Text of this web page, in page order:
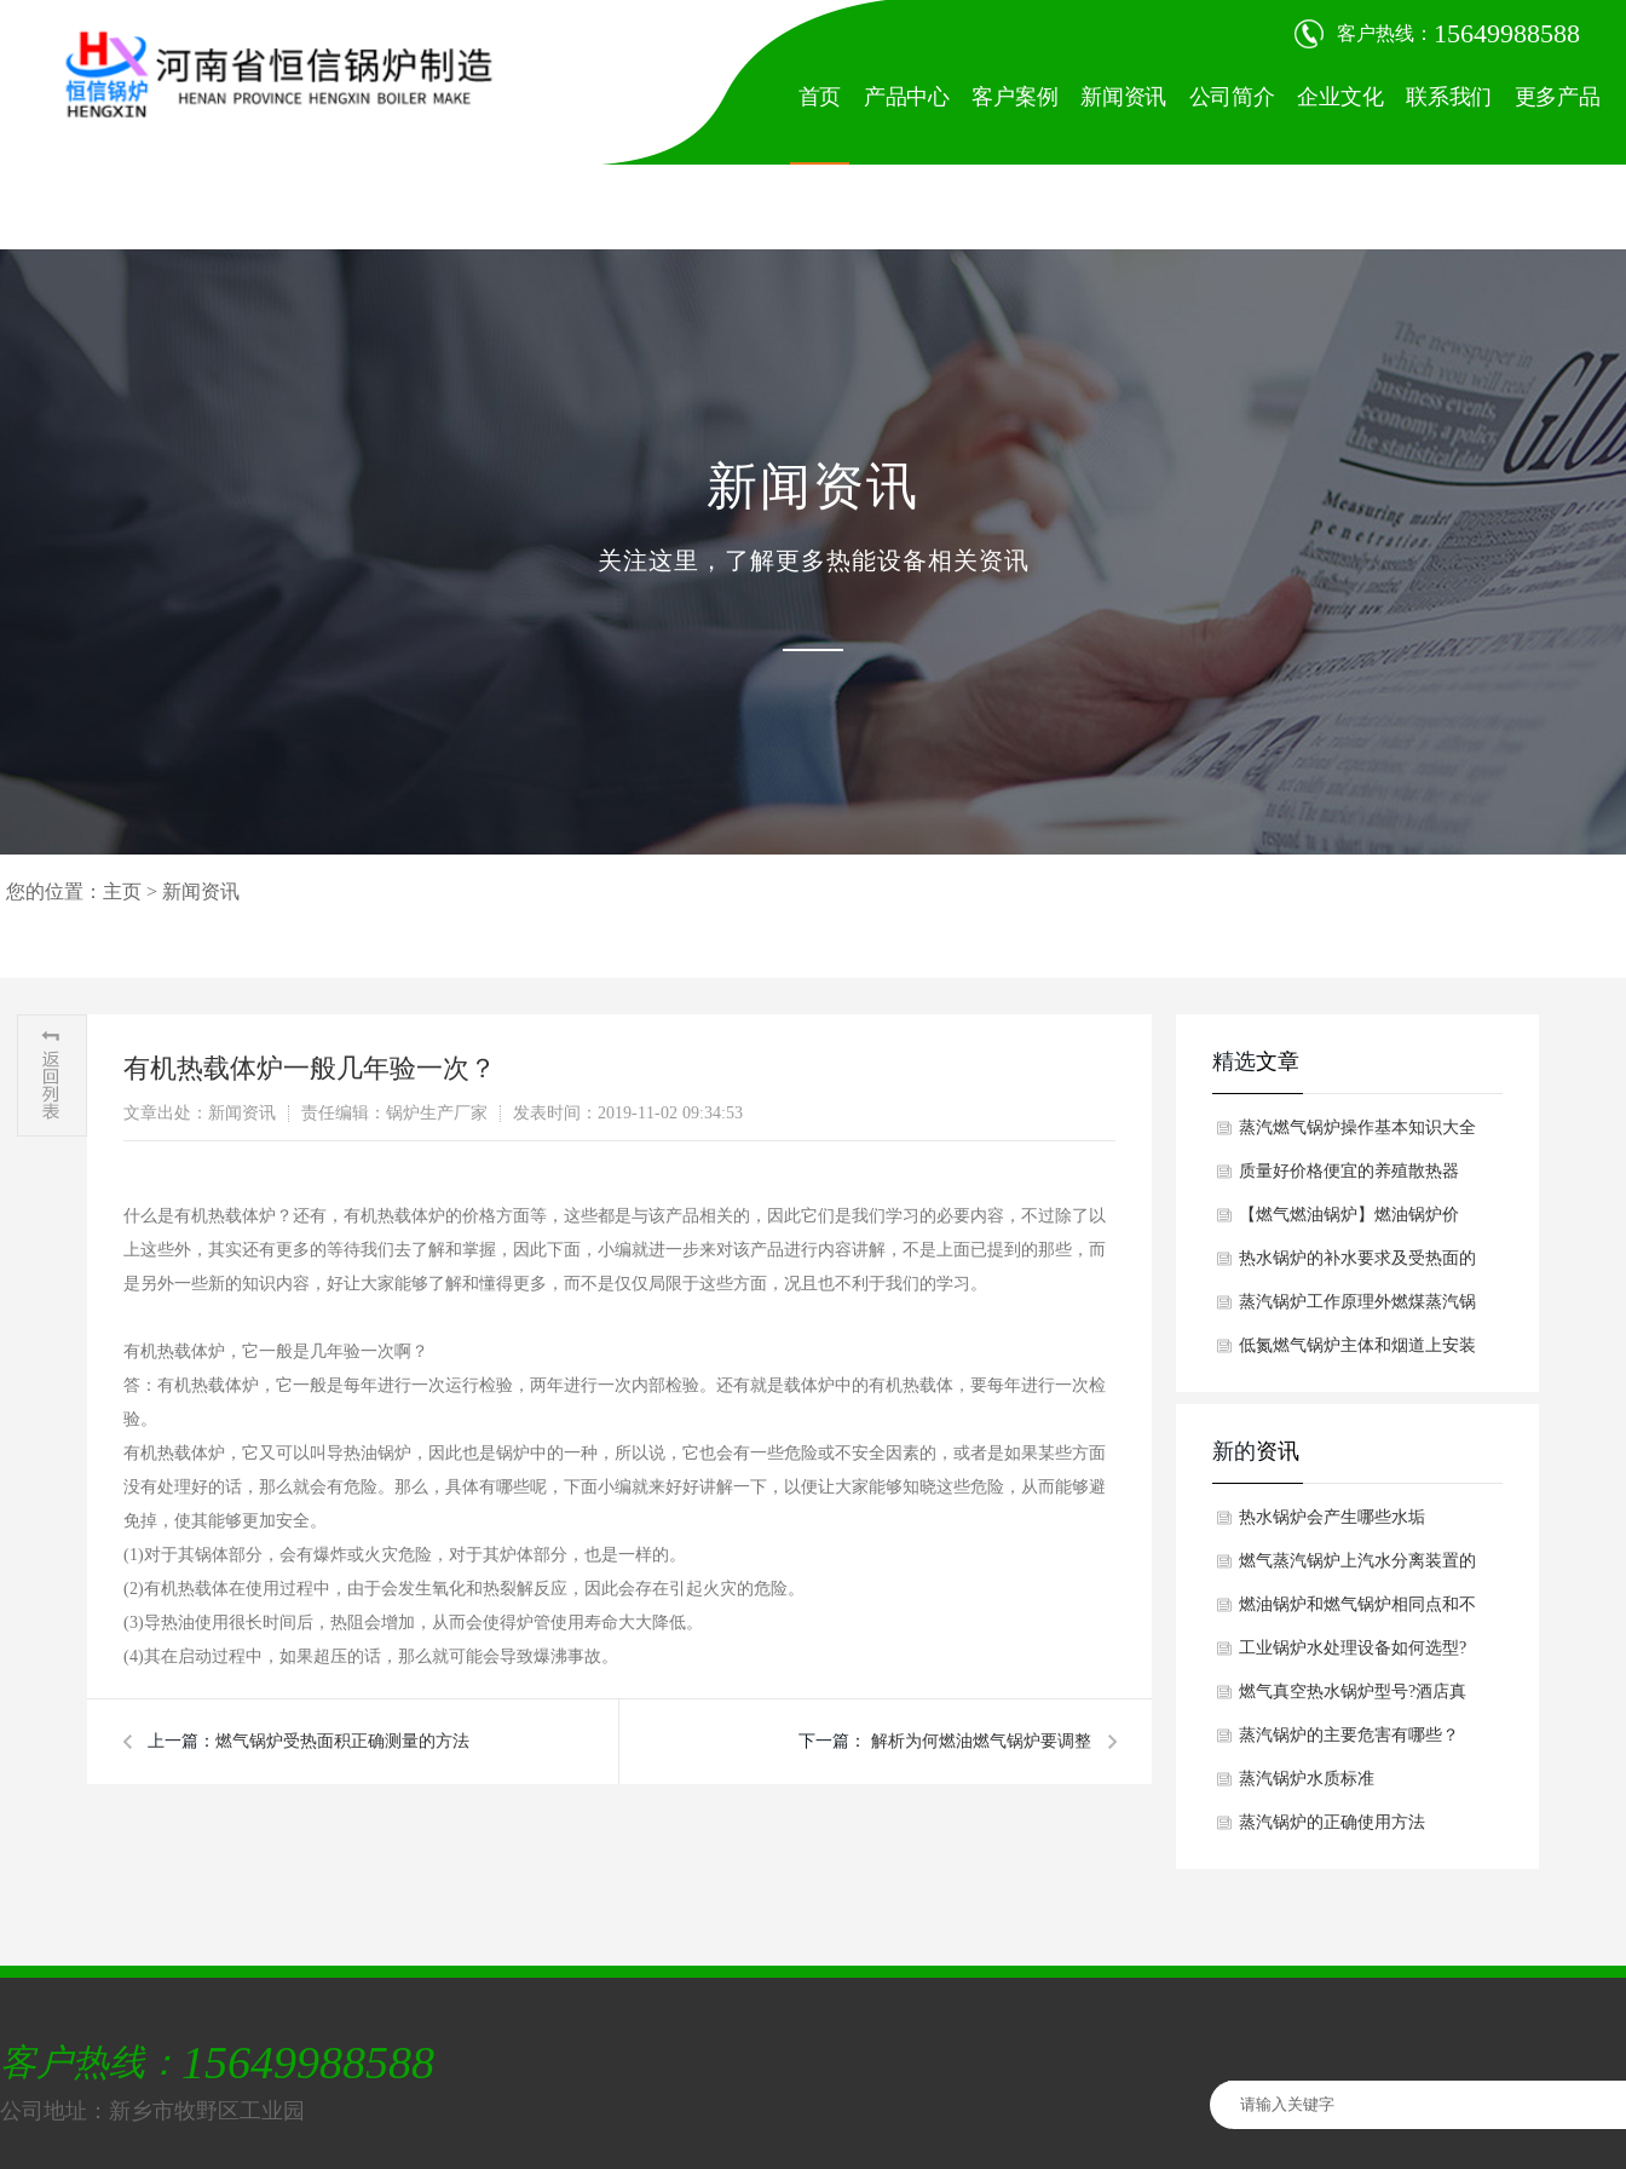
客户热线： 15649988588
首页 产品中心 客户案例 新闻资讯 公司简介 企业文化 联系我们 更多产品
新闻资讯
关注这里，了解更多热能设备相关资讯
您的位置： 主页 > 新闻资讯
有机热载体炉一般几年验一次？
文章出处：新闻资讯 责任编辑：锅炉生产厂家 发表时间：2019-11-02 09:34:53
什么是有机热载体炉？还有，有机热载体炉的价格方面等，这些都是与该产品相关的，因此它们是我们学习的必要内容，不过除了以
上这些外，其实还有更多的等待我们去了解和掌握，因此下面，小编就进一步来对该产品进行内容讲解，不是上面已提到的那些，而
是另外一些新的知识内容，好让大家能够了解和懂得更多，而不是仅仅局限于这些方面，况且也不利于我们的学习。
有机热载体炉，它一般是几年验一次啊？
答：有机热载体炉，它一般是每年进行一次运行检验，两年进行一次内部检验。还有就是载体炉中的有机热载体，要每年进行一次检
验。
有机热载体炉，它又可以叫导热油锅炉，因此也是锅炉中的一种，所以说，它也会有一些危险或不安全因素的，或者是如果某些方面
没有处理好的话，那么就会有危险。那么，具体有哪些呢，下面小编就来好好讲解一下，以便让大家能够知晓这些危险，从而能够避
免掉，使其能够更加安全。
(1)对于其锅体部分，会有爆炸或火灾危险，对于其炉体部分，也是一样的。
(2)有机热载体在使用过程中，由于会发生氧化和热裂解反应，因此会存在引起火灾的危险。
(3)导热油使用很长时间后，热阻会增加，从而会使得炉管使用寿命大大降低。
(4)其在启动过程中，如果超压的话，那么就可能会导致爆沸事故。
上一篇： 燃气锅炉受热面积正确测量的方法 下一篇： 解析为何燃油燃气锅炉要调整
精选文章
蒸汽燃气锅炉操作基本知识大全
锅炉标准操作
质量好价格便宜的养殖散热器
【燃气燃油锅炉】燃油锅炉价
格，燃气燃油锅炉
热水锅炉的补水要求及受热面的
蒸汽锅炉工作原理外燃煤蒸汽锅
低氮燃气锅炉主体和烟道上安装
新的资讯
热水锅炉会产生哪些水垢
燃气蒸汽锅炉上汽水分离装置的
工作原理是什么呢？
燃油锅炉和燃气锅炉相同点和不
同点分析
工业锅炉水处理设备如何选型?
燃气真空热水锅炉型号?酒店真
空热水锅炉如何选型？
蒸汽锅炉的主要危害有哪些？
蒸汽锅炉水质标准
蒸汽锅炉的正确使用方法
客户热线： 15649988588
公司地址：新乡市牧野区工业园